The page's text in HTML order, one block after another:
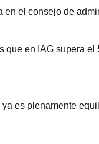
en el consejo de
que en IAG supera el
es plenamente